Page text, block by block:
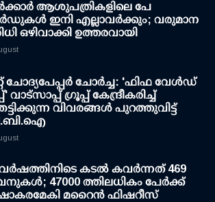
ആശുപത്രികളിലെ പേ
ഇനി എല്ലാവര്‍ക്കും; വരുമാന
ഒഴിവാക്കി ഉത്തരവായി
ചോദ്യപേപ്പര്‍ ചോര്‍ച്ച: 'ഫിഫ വേള്‍ഡ്
വാട്സാപ്പ് ഗ്രൂപ്പ് കേന്ദ്രീകരിച്ച്
വിവരങ്ങള്‍ പുറത്തുവിട്ട്
വര്‍ഷത്തിനിടെ കടല്‍ കവര്‍ന്നത് 469
47000 ത്തിലധികം പേര്‍ക്ക്
മറൈന്‍ ഫിഷറീസ്